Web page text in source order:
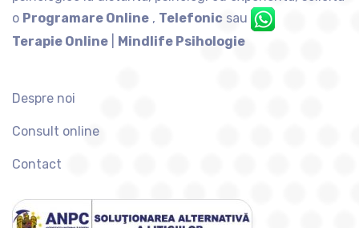
o Programare Online , Telefonic sau
Terapie Online
Mindlife Psihologie
Despre noi
Consult online
Contact